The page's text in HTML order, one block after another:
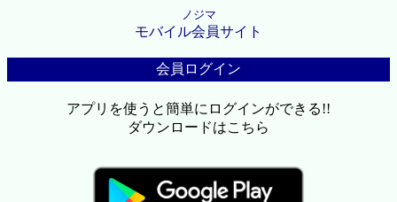
ノジマ
モバイル会員サイト
会員ログイン
アプリを使うと簡単にログインができる!!
ダウンロードはこちら